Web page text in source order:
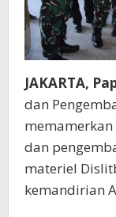
JAKARTA,
dan
dan
materiel
kemandirian